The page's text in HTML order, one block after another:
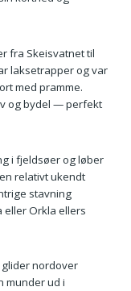
fra Skeisvatnet til
laksetrapper og var
med pramme.
og bydel — perfekt
i fjeldsøer og løber
relativt ukendt
stavning
eller Orkla ellers
nordover
munder ud i